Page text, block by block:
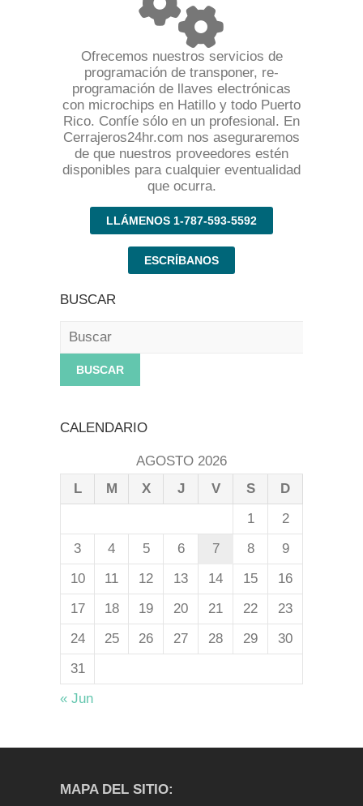
Ofrecemos nuestros servicios de
programación de transponer, re-
programación de llaves electrónicas
con microchips en Hatillo y todo Puerto
Rico. Confíe sólo en un profesional. En
Cerrajeros24hr.com nos aseguraremos
de que nuestros proveedores estén
disponibles para cualquier eventualidad
que ocurra.
LLÁMENOS 1-787-593-5592
ESCRÍBANOS
BUSCAR
Buscar
CALENDARIO
AGOSTO 2026
L
M X J V S
D
1
2
3
4 5 6 7 8
9
10
11 12 13 14 15
16
17
18 19 20 21 22
23
24
25 26 27 28 29
30
31
« Jun
MAPA DEL SITIO: